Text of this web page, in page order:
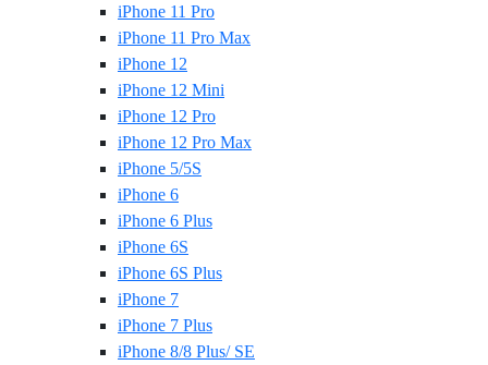
iPhone 11 Pro
iPhone 11 Pro Max
iPhone 12
iPhone 12 Mini
iPhone 12 Pro
iPhone 12 Pro Max
iPhone 5/5S
iPhone 6
iPhone 6 Plus
iPhone 6S
iPhone 6S Plus
iPhone 7
iPhone 7 Plus
iPhone 8/8 Plus/ SE